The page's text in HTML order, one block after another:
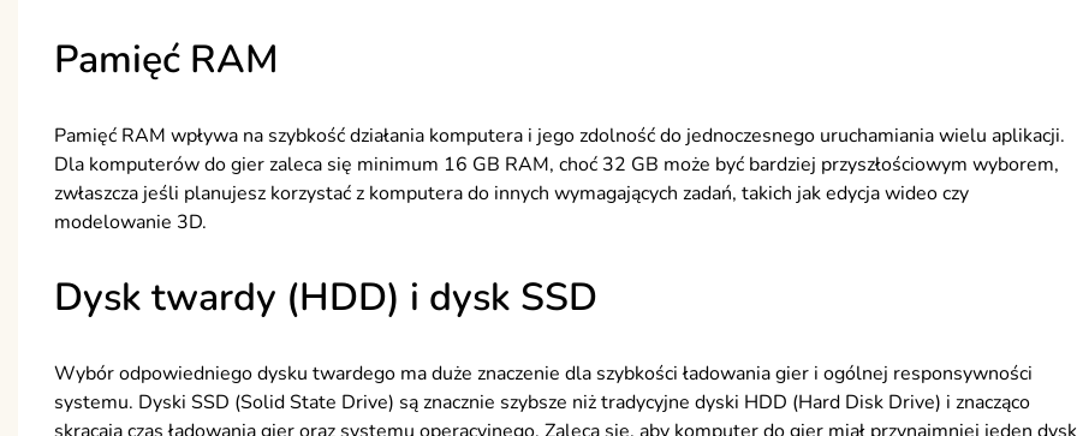
Pamięć RAM
Pamięć RAM wpływa na szybkość działania komputera i jego zdolność do jednoczesnego uruchamiania wielu aplikacji.
Dla komputerów do gier zaleca się minimum 16 GB RAM, choć 32 GB może być bardziej przyszłościowym wyborem,
zwłaszcza jeśli planujesz korzystać z komputera do innych wymagających zadań, takich jak edycja wideo czy
modelowanie 3D.
Dysk twardy (HDD) i dysk SSD
Wybór odpowiedniego dysku twardego ma duże znaczenie dla szybkości ładowania gier i ogólnej responsywności
systemu. Dyski SSD (Solid State Drive) są znacznie szybsze niż tradycyjne dyski HDD (Hard Disk Drive) i znacząco